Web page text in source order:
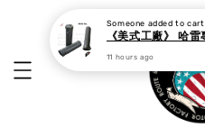
Someone added to cart
11 hours ago